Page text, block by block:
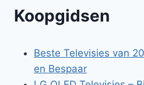
Koopgidsen
Beste Televisies van
en Bespaar